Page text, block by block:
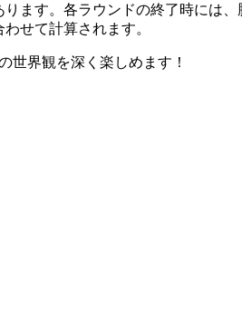
ます。各ラウンドの終了時には
せて計算されます。
世界観を深く楽しめます！